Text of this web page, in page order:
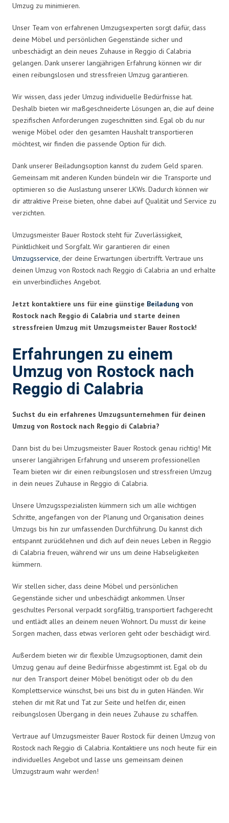
Umzug zu minimieren.
Unser Team von erfahrenen Umzugsexperten sorgt dafür, dass
deine Möbel und persönlichen Gegenstände sicher und
unbeschädigt an dein neues Zuhause in Reggio di Calabria
gelangen. Dank unserer langjährigen Erfahrung können wir dir
einen reibungslosen und stressfreien Umzug garantieren.
Wir wissen, dass jeder Umzug individuelle Bedürfnisse hat.
Deshalb bieten wir maßgeschneiderte Lösungen an, die auf deine
spezifischen Anforderungen zugeschnitten sind. Egal ob du nur
wenige Möbel oder den gesamten Haushalt transportieren
möchtest, wir finden die passende Option für dich.
Dank unserer Beiladungsoption kannst du zudem Geld sparen.
Gemeinsam mit anderen Kunden bündeln wir die Transporte und
optimieren so die Auslastung unserer LKWs. Dadurch können wir
dir attraktive Preise bieten, ohne dabei auf Qualität und Service zu
verzichten.
Umzugsmeister Bauer Rostock steht für Zuverlässigkeit,
Pünktlichkeit und Sorgfalt. Wir garantieren dir einen
Umzugsservice, der deine Erwartungen übertrifft. Vertraue uns
deinen Umzug von Rostock nach Reggio di Calabria an und erhalte
ein unverbindliches Angebot.
Jetzt kontaktiere uns für eine günstige Beiladung von
Rostock nach Reggio di Calabria und starte deinen
stressfreien Umzug mit Umzugsmeister Bauer Rostock!
Erfahrungen zu einem
Umzug von Rostock nach
Reggio di Calabria
Suchst du ein erfahrenes Umzugsunternehmen für deinen
Umzug von Rostock nach Reggio di Calabria?
Dann bist du bei Umzugsmeister Bauer Rostock genau richtig! Mit
unserer langjährigen Erfahrung und unserem professionellen
Team bieten wir dir einen reibungslosen und stressfreien Umzug
in dein neues Zuhause in Reggio di Calabria.
Unsere Umzugsspezialisten kümmern sich um alle wichtigen
Schritte, angefangen von der Planung und Organisation deines
Umzugs bis hin zur umfassenden Durchführung. Du kannst dich
entspannt zurücklehnen und dich auf dein neues Leben in Reggio
di Calabria freuen, während wir uns um deine Habseligkeiten
kümmern.
Wir stellen sicher, dass deine Möbel und persönlichen
Gegenstände sicher und unbeschädigt ankommen. Unser
geschultes Personal verpackt sorgfältig, transportiert fachgerecht
und entlädt alles an deinem neuen Wohnort. Du musst dir keine
Sorgen machen, dass etwas verloren geht oder beschädigt wird.
Außerdem bieten wir dir flexible Umzugsoptionen, damit dein
Umzug genau auf deine Bedürfnisse abgestimmt ist. Egal ob du
nur den Transport deiner Möbel benötigst oder ob du den
Komplettservice wünschst, bei uns bist du in guten Händen. Wir
stehen dir mit Rat und Tat zur Seite und helfen dir, einen
reibungslosen Übergang in dein neues Zuhause zu schaffen.
Vertraue auf Umzugsmeister Bauer Rostock für deinen Umzug von
Rostock nach Reggio di Calabria. Kontaktiere uns noch heute für ein
individuelles Angebot und lasse uns gemeinsam deinen
Umzugstraum wahr werden!